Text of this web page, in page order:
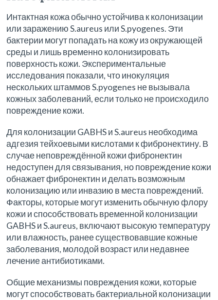
Интактная кожа обычно устойчива к колонизации
или заражению S.aureus или S.pyogenes. Эти
бактерии могут попадать на кожу из окружающей
среды и лишь временно колонизировать
поверхность кожи. Экспериментальные
исследования показали, что инокуляция
нескольких штаммов S.pyogenes не вызывала
кожных заболеваний, если только не происходило
повреждение кожи.
Для колонизации GABHS и S.aureus необходима
адгезия тейхоевыми кислотами к фибронектину. В
случае неповреждённой кожи фибронектин
недоступен для связывания, но повреждение кожи
обнажает фибронектин и делать возможным
колонизацию или инвазию в места повреждений.
Факторы, которые могут изменить обычную флору
кожи и способствовать временной колонизации
GABHS и S.aureus, включают высокую температуру
или влажность, ранее существовавшие кожные
заболевания, молодой возраст или недавнее
лечение антибиотиками.
Общие механизмы повреждения кожи, которые
могут способствовать бактериальной колонизации